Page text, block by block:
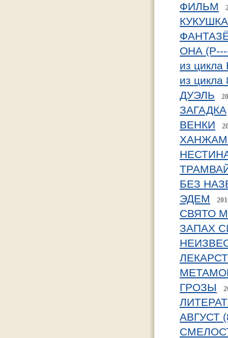
ФИЛЬМ
КУКУШКА
ОНА
из
из цикла
ДУЭЛЬ
ЗАГАДКА
ВЕНКИ
БЕЗ
ЭДЕМ
СВЯТО
ЗАПАХ
ГРОЗЫ
АВГУСТ